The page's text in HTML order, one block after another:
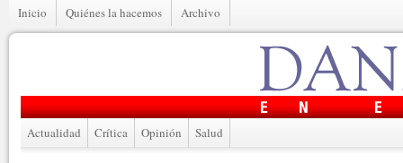
Inicio Quiénes la hacemos Archivo
Actualidad Crítica Opinión Salud